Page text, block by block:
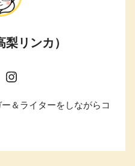
リンカ）
＆ライターをしながらコ